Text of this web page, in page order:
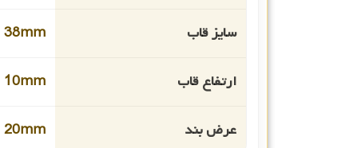
سایز قاب 38mm
ارتفاع قاب 10mm
عرض بند 20mm